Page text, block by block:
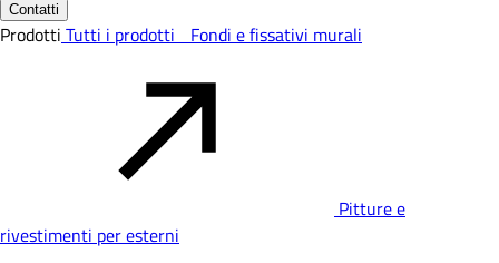
Contatti
Prodotti Tutti i prodotti Fondi e fissativi murali
Pitture e
rivestimenti per esterni